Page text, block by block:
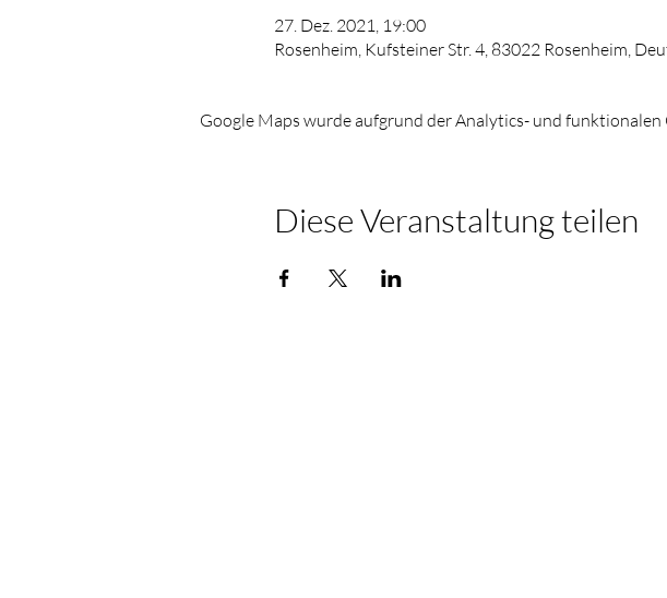
27. Dez. 2021, 19:00
Rosenheim, Kufsteiner Str. 4, 83022 Rosenheim,
Google Maps wurde aufgrund der Analytics- und
Diese Veranstaltung teilen